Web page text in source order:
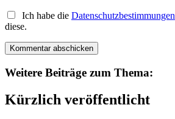
Ich habe die Datenschutzbestimmungen
diese.
Weitere Beiträge zum Thema:
Kürzlich veröffentlicht